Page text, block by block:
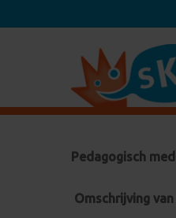
to
Pedagogisch
Omschrijving